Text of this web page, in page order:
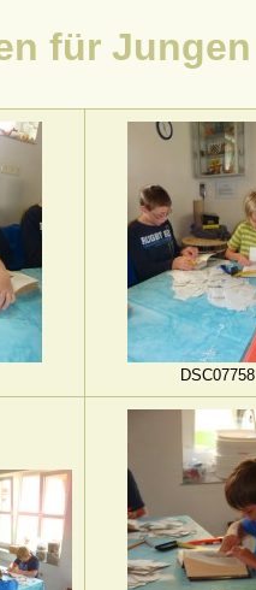
für Jungen
DSC07758